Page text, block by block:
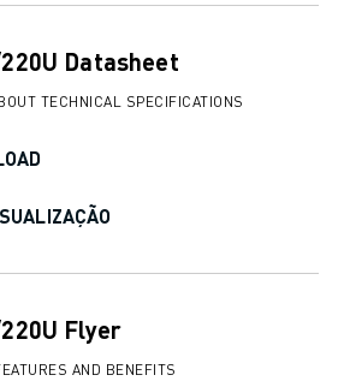
MYFANUC
Datasheet
TECHNICAL SPECIFICATIONS
Flyer
AND BENEFITS